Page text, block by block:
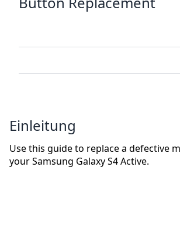
Einleitung
Use this guide to replace a defective
your Samsung Galaxy S4 Active.